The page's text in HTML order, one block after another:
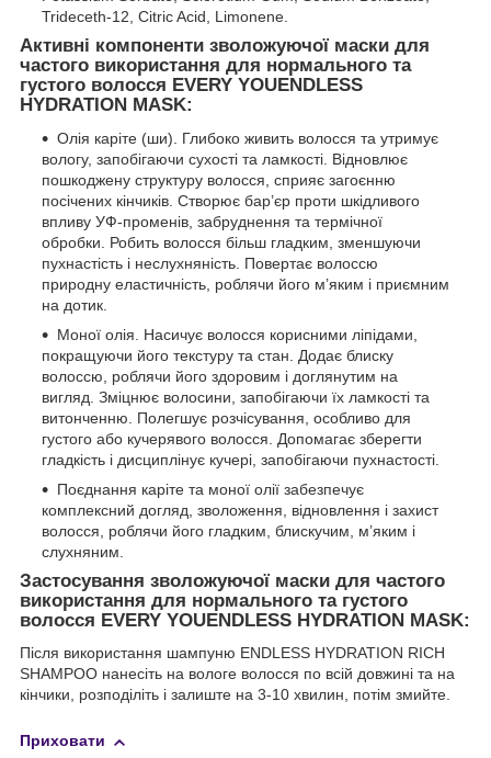
Trideceth-12, Citric Acid, Limonene.
Активні компоненти зволожуючої маски для
частого використання для нормального та
густого волосся EVERY YOUENDLESS
HYDRATION MASK:
Олія каріте (ши). Глибоко живить волосся та утримує
вологу, запобігаючи сухості та ламкості. Відновлює
пошкоджену структуру волосся, сприяє загоєнню
посічених кінчиків. Створює бар’єр проти шкідливого
впливу УФ-променів, забруднення та термічної
обробки. Робить волосся більш гладким, зменшуючи
пухнастість і неслухняність. Повертає волоссю
природну еластичність, роблячи його м’яким і приємним
на дотик.
Моної олія. Насичує волосся корисними ліпідами,
покращуючи його текстуру та стан. Додає блиску
волоссю, роблячи його здоровим і доглянутим на
вигляд. Зміцнює волосини, запобігаючи їх ламкості та
витонченню. Полегшує розчісування, особливо для
густого або кучерявого волосся. Допомагає зберегти
гладкість і дисциплінує кучері, запобігаючи пухнастості.
Поєднання каріте та моної олії забезпечує
комплексний догляд, зволоження, відновлення і захист
волосся, роблячи його гладким, блискучим, м’яким і
слухняним.
Застосування зволожуючої маски для частого
використання для нормального та густого
волосся EVERY YOUENDLESS HYDRATION MASK:
Після використання шампуню ENDLESS HYDRATION RICH
SHAMPOO нанесіть на вологе волосся по всій довжині та на
кінчики, розподіліть і залиште на 3-10 хвилин, потім змийте.
Приховати